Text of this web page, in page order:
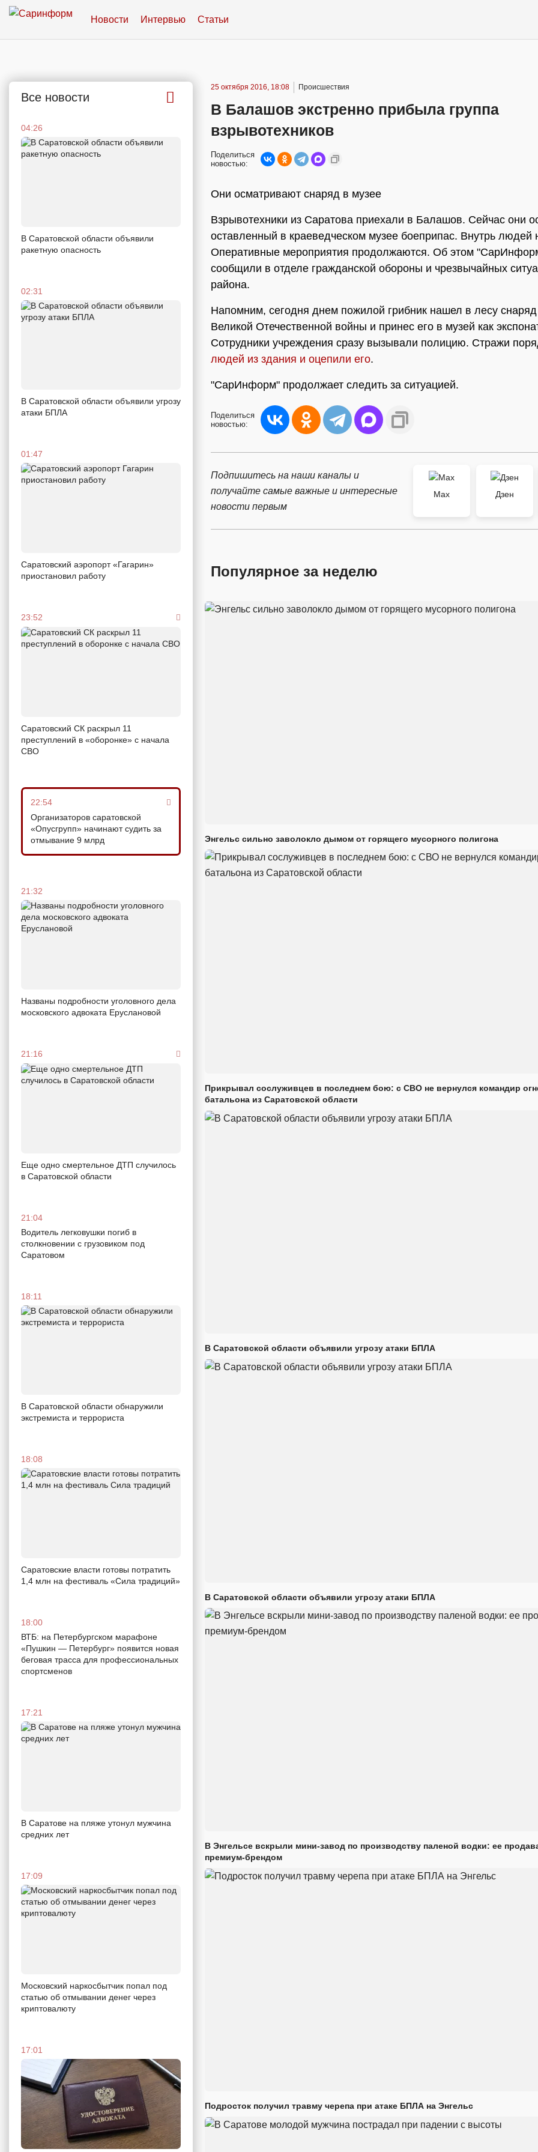
Новости Интервью Статьи
Все новости
04:26
В Саратовской области объявили
ракетную опасность
02:31
В Саратовской области объявили угрозу
атаки БПЛА
01:47
Саратовский аэропорт «Гагарин»
приостановил работу
23:52
Саратовский СК раскрыл 11
преступлений в «оборонке» с начала
СВО
22:54
Организаторов саратовской
«Опусгрупп» начинают судить за
отмывание 9 млрд
21:32
Названы подробности уголовного дела
московского адвоката Еруслановой
21:16
Еще одно смертельное ДТП случилось
в Саратовской области
21:04
Водитель легковушки погиб в
столкновении с грузовиком под
Саратовом
18:11
В Саратовской области обнаружили
экстремиста и террориста
18:08
Саратовские власти готовы потратить
1,4 млн на фестиваль «Сила традиций»
18:00
ВТБ: на Петербургском марафоне
«Пушкин — Петербург» появится новая
беговая трасса для профессиональных
спортсменов
17:21
В Саратове на пляже утонул мужчина
средних лет
17:09
Московский наркосбытчик попал под
статью об отмывании денег через
криптовалюту
17:01
25 октября 2016, 18:08 Происшествия
В Балашов экстренно прибыла группа
взрывотехников
Поделиться
новостью:
Они осматривают снаряд в музее
Взрывотехники из Саратова приехали в Балашов. Сейчас они
оставленный в краеведческом музее боеприпас. Внутрь людей
Оперативные мероприятия продолжаются. Об этом
сообщили в отделе гражданской обороны и чрезвычайных
района.
Напомним, сегодня днем пожилой грибник нашел в лесу
Великой Отечественной войны и принес его в музей как
Сотрудники учреждения сразу вызывали полицию. Стражи
людей из здания и оцепили его.
"СарИнформ" продолжает следить за ситуацией.
Поделиться
новостью:
Подпишитесь на наши каналы и
получайте самые важные и интересные
новости первым
Max
Дзен
Популярное за неделю
Энгельс сильно заволокло дымом от горящего мусорного полигона
Прикрывал сослуживцев в последнем бою: с СВО не вернулся командир
батальона из Саратовской области
В Саратовской области объявили угрозу атаки БПЛА
В Саратовской области объявили угрозу атаки БПЛА
В Энгельсе вскрыли мини-завод по производству паленой водки: ее
премиум-брендом
Подросток получил травму черепа при атаке БПЛА на Энгельс